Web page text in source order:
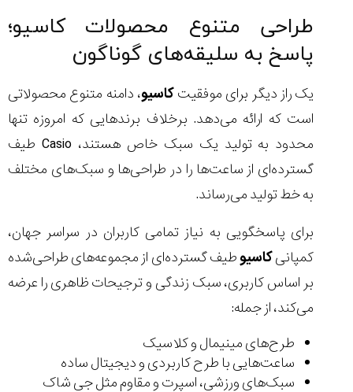
طراحی متنوع محصولات کاسیو؛
پاسخ به سلیقه‌های گوناگون
یک راز دیگر برای موفقیتکاسیو، دامنه متنوع محصولاتی
است که ارائه می‌دهد. برخلاف برندهایی که امروزه تنها
محدود به تولید یک سبک خاص هستند، Casio طیف
گسترده‌ای از ساعت‌ها را در طراحی‌ها و سبک‌های مختلف
به خط تولید می‌رساند.
برای پاسخگویی به نیاز تمامی کاربران در سراسر جهان،
کمپانیکاسیوطیف گسترده‌ای از مجموعه‌های طراحی‌شده
بر اساس کاربری، سبک زندگی و ترجیحات ظاهری را عرضه
می‌کند، از جمله:
طرح‌های مینیمال و کلاسیک
ساعت‌هایی با طرح‌ کاربردی و دیجیتال ساده
سبک‌های ورزشی، اسپرت و مقاوم مثل جی شاک